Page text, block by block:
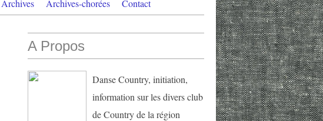
Archives Archives-chorées Contact
A Propos
Danse Country, initiation,
information sur les divers club
de Country de la région